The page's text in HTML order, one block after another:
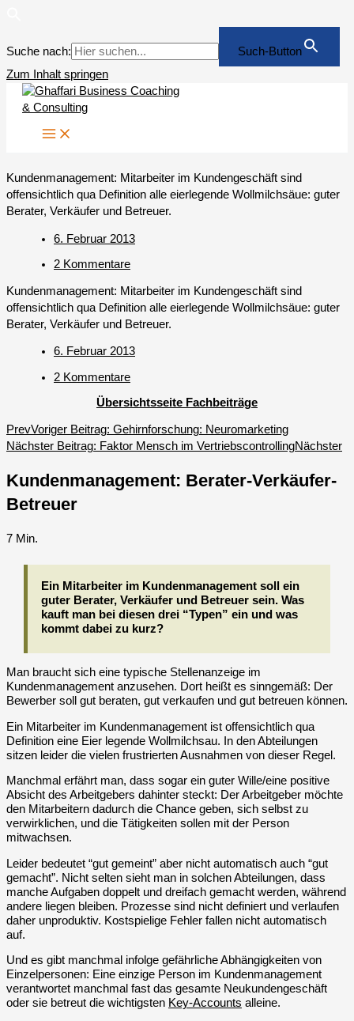
Suche nach:
Such-Button
Zum Inhalt springen
Kundenmanagement: Mitarbeiter im Kundengeschäft sind
offensichtlich qua Definition alle eierlegende Wollmilchsäue: guter
Berater, Verkäufer und Betreuer.
6. Februar 2013
2 Kommentare
Kundenmanagement: Mitarbeiter im Kundengeschäft sind
offensichtlich qua Definition alle eierlegende Wollmilchsäue: guter
Berater, Verkäufer und Betreuer.
6. Februar 2013
2 Kommentare
Übersichtsseite Fachbeiträge
PrevVoriger Beitrag: Gehirnforschung: Neuromarketing
Nächster Beitrag: Faktor Mensch im VertriebscontrollingNächster
Kundenmanagement: Berater-Verkäufer-
Betreuer
7 Min.
Ein Mitarbeiter im Kundenmanagement soll ein
guter Berater, Verkäufer und Betreuer sein. Was
kauft man bei diesen drei “Typen” ein und was
kommt dabei zu kurz?
Man braucht sich eine typische Stellenanzeige im
Kundenmanagement anzusehen. Dort heißt es sinngemäß: Der
Bewerber soll gut beraten, gut verkaufen und gut betreuen können.
Ein Mitarbeiter im Kundenmanagement ist offensichtlich qua
Definition eine Eier legende Wollmilchsau. In den Abteilungen
sitzen leider die vielen frustrierten Ausnahmen von dieser Regel.
Manchmal erfährt man, dass sogar ein guter Wille/eine positive
Absicht des Arbeitgebers dahinter steckt: Der Arbeitgeber möchte
den Mitarbeitern dadurch die Chance geben, sich selbst zu
verwirklichen, und die Tätigkeiten sollen mit der Person
mitwachsen.
Leider bedeutet “gut gemeint” aber nicht automatisch auch “gut
gemacht”. Nicht selten sieht man in solchen Abteilungen, dass
manche Aufgaben doppelt und dreifach gemacht werden, während
andere liegen bleiben. Prozesse sind nicht definiert und verlaufen
daher unproduktiv. Kostspielige Fehler fallen nicht automatisch
auf.
Und es gibt manchmal infolge gefährliche Abhängigkeiten von
Einzelpersonen: Eine einzige Person im Kundenmanagement
verantwortet manchmal fast das gesamte Neukundengeschäft
oder sie betreut die wichtigsten Key-Accounts alleine.